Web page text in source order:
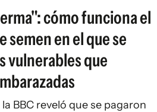
cómo funciona el
semen en el que se
vulnerables que
BBC reveló que se pagaron